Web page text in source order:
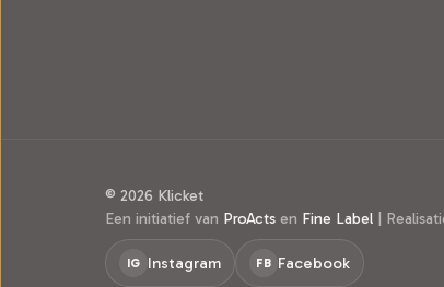
© 2026 Klicket
Een initiatief van ProActs en Fine Label |
IG Instagram FB Facebook